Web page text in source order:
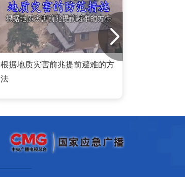
根据地质灾害前兆提前避难的方
法